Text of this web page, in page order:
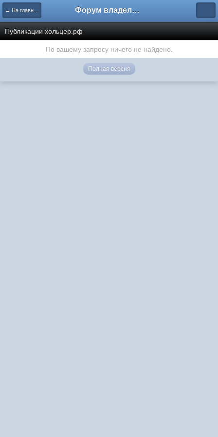
← На главную Форум владельцев интернет-магазинов
Публикации хольцер.рф
По вашему запросу ничего не найдено.
Полная версия